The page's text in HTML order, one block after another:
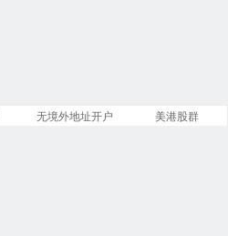
无境外地址开户 美港股群